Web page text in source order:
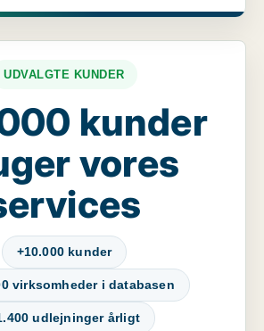
UDVALGTE KUNDER
kunder
vores
+10.000 kunder
virksomheder i databasen
udlejninger årligt